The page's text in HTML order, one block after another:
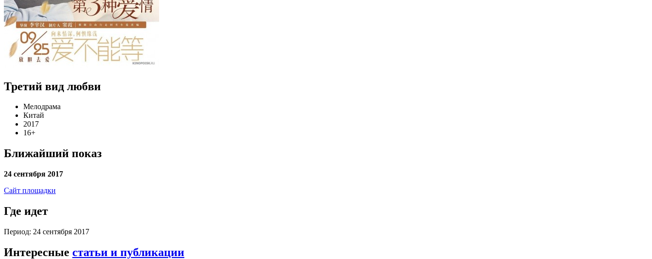
Третий вид любви
Мелодрама
Китай
2017
16+
Ближайший показ
24 сентября 2017
Сайт площадки
Где идет
Период: 24 сентября 2017
Интересные статьи и публикации